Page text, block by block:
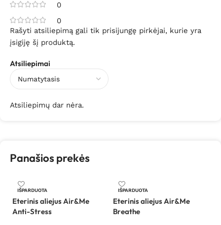
0
0
Atsiliepimai
Atsiliepimų dar nėra.
Rašyti atsiliepimą gali tik prisijungę pirkėjai, kurie yra
įsigiję šį produktą.
Panašios prekės
IŠPARDUOTA
Eterinis aliejus Air&Me
Anti-Stress
IŠPARDUOTA
Eterinis aliejus Air&Me
Breathe